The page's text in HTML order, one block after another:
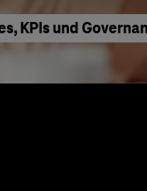
KPIs und